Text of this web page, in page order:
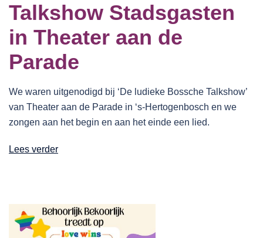
Talkshow Stadsgasten
in Theater aan de
Parade
We waren uitgenodigd bij ‘De ludieke Bossche Talkshow’
van Theater aan de Parade in ‘s-Hertogenbosch en we
zongen aan het begin en aan het einde een lied.
Lees verder